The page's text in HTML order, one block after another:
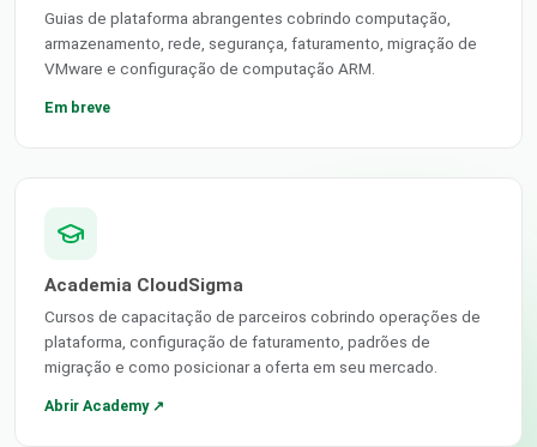
Guias de plataforma abrangentes cobrindo computação,
armazenamento, rede, segurança, faturamento, migração de
VMware e configuração de computação ARM.
Em breve
Academia CloudSigma
Cursos de capacitação de parceiros cobrindo operações de
plataforma, configuração de faturamento, padrões de
migração e como posicionar a oferta em seu mercado.
Abrir Academy ↗